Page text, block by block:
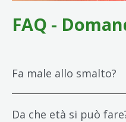
FAQ -
Fa male allo smalto?
Da che età si può